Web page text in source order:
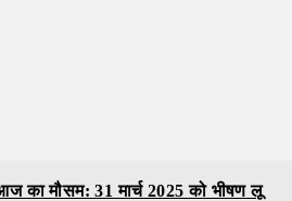
का मौसम: 31 मार्च 2025 को भीषण लू